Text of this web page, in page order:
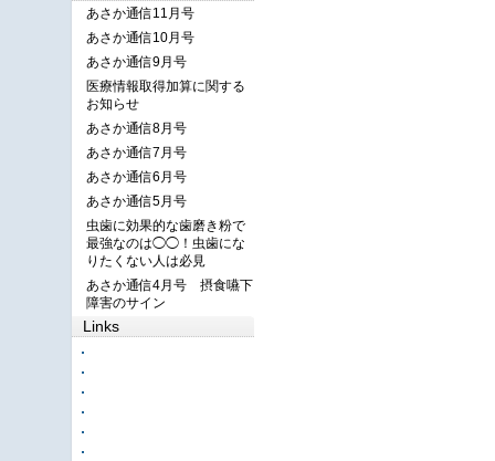
あさか通信11月号
あさか通信10月号
あさか通信9月号
医療情報取得加算に関する
お知らせ
あさか通信8月号
あさか通信7月号
あさか通信6月号
あさか通信5月号
虫歯に効果的な歯磨き粉で
最強なのは◯◯！虫歯にな
りたくない人は必見
あさか通信4月号 摂食嚥下
障害のサイン
Links